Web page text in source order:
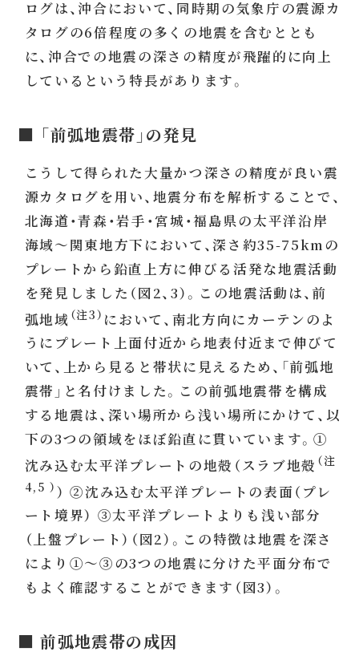
ログは、沖合において、同時期の気象庁の震源カ
タログの6倍程度の多くの地震を含むととも
に、沖合での地震の深さの精度が飛躍的に向上
しているという特長があります。
■ 「前弧地震帯」の発見
こうして得られた大量かつ深さの精度が良い震
源カタログを用い、地震分布を解析することで、
北海道・青森・岩手・宮城・福島県の太平洋沿岸
海域〜関東地方下において、深さ約35-75kmの
プレートから鉛直上方に伸びる活発な地震活動
を発見しました（図2、3）。この地震活動は、前
弧地域 （注3） において、南北方向にカーテンのよ
うにプレート上面付近から地表付近まで伸びて
いて、上から見ると帯状に見えるため、「前弧地
震帯」と名付けました。この前弧地震帯を構成
する地震は、深い場所から浅い場所にかけて、以
下の3つの領域をほぼ鉛直に貫いています。①
沈み込む太平洋プレートの地殻（スラブ地殻 （注
4,5 ）） ②沈み込む太平洋プレートの表面（プレ
ート境界） ③太平洋プレートよりも浅い部分
（上盤プレート）（図2）。この特徴は地震を深さ
により①〜③の3つの地震に分けた平面分布で
もよく確認することができます（図3）。
■ 前弧地震帯の成因